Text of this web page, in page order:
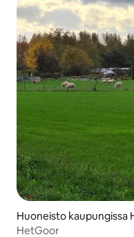
Huoneisto kaupungissa
HetGoor